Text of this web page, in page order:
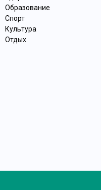
Образование
Спорт
Культура
Отдых